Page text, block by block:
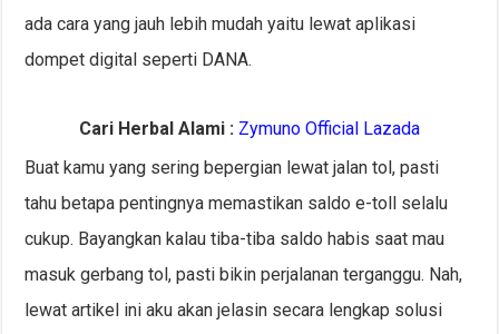
ada cara yang jauh lebih mudah yaitu lewat aplikasi
dompet digital seperti DANA.
Cari Herbal Alami : Zymuno Official Lazada
Buat kamu yang sering bepergian lewat jalan tol, pasti
tahu betapa pentingnya memastikan saldo e-toll selalu
cukup. Bayangkan kalau tiba-tiba saldo habis saat mau
masuk gerbang tol, pasti bikin perjalanan terganggu. Nah,
lewat artikel ini aku akan jelasin secara lengkap solusi